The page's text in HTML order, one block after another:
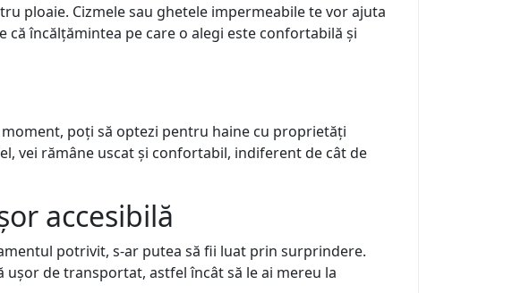
ploaie. Cizmele sau ghetele impermeabile te vor ajuta
încălțămintea pe care o alegi este confortabilă și
poți să optezi pentru haine cu proprietăți
vei rămâne uscat și confortabil, indiferent de cât de
accesibilă
potrivit, s-ar putea să fii luat prin surprindere.
de transportat, astfel încât să le ai mereu la